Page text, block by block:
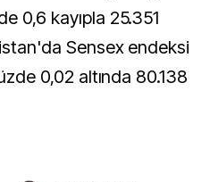
0,6 kayıpla 25.351
Sensex endeksi
0,02 altında 80.138